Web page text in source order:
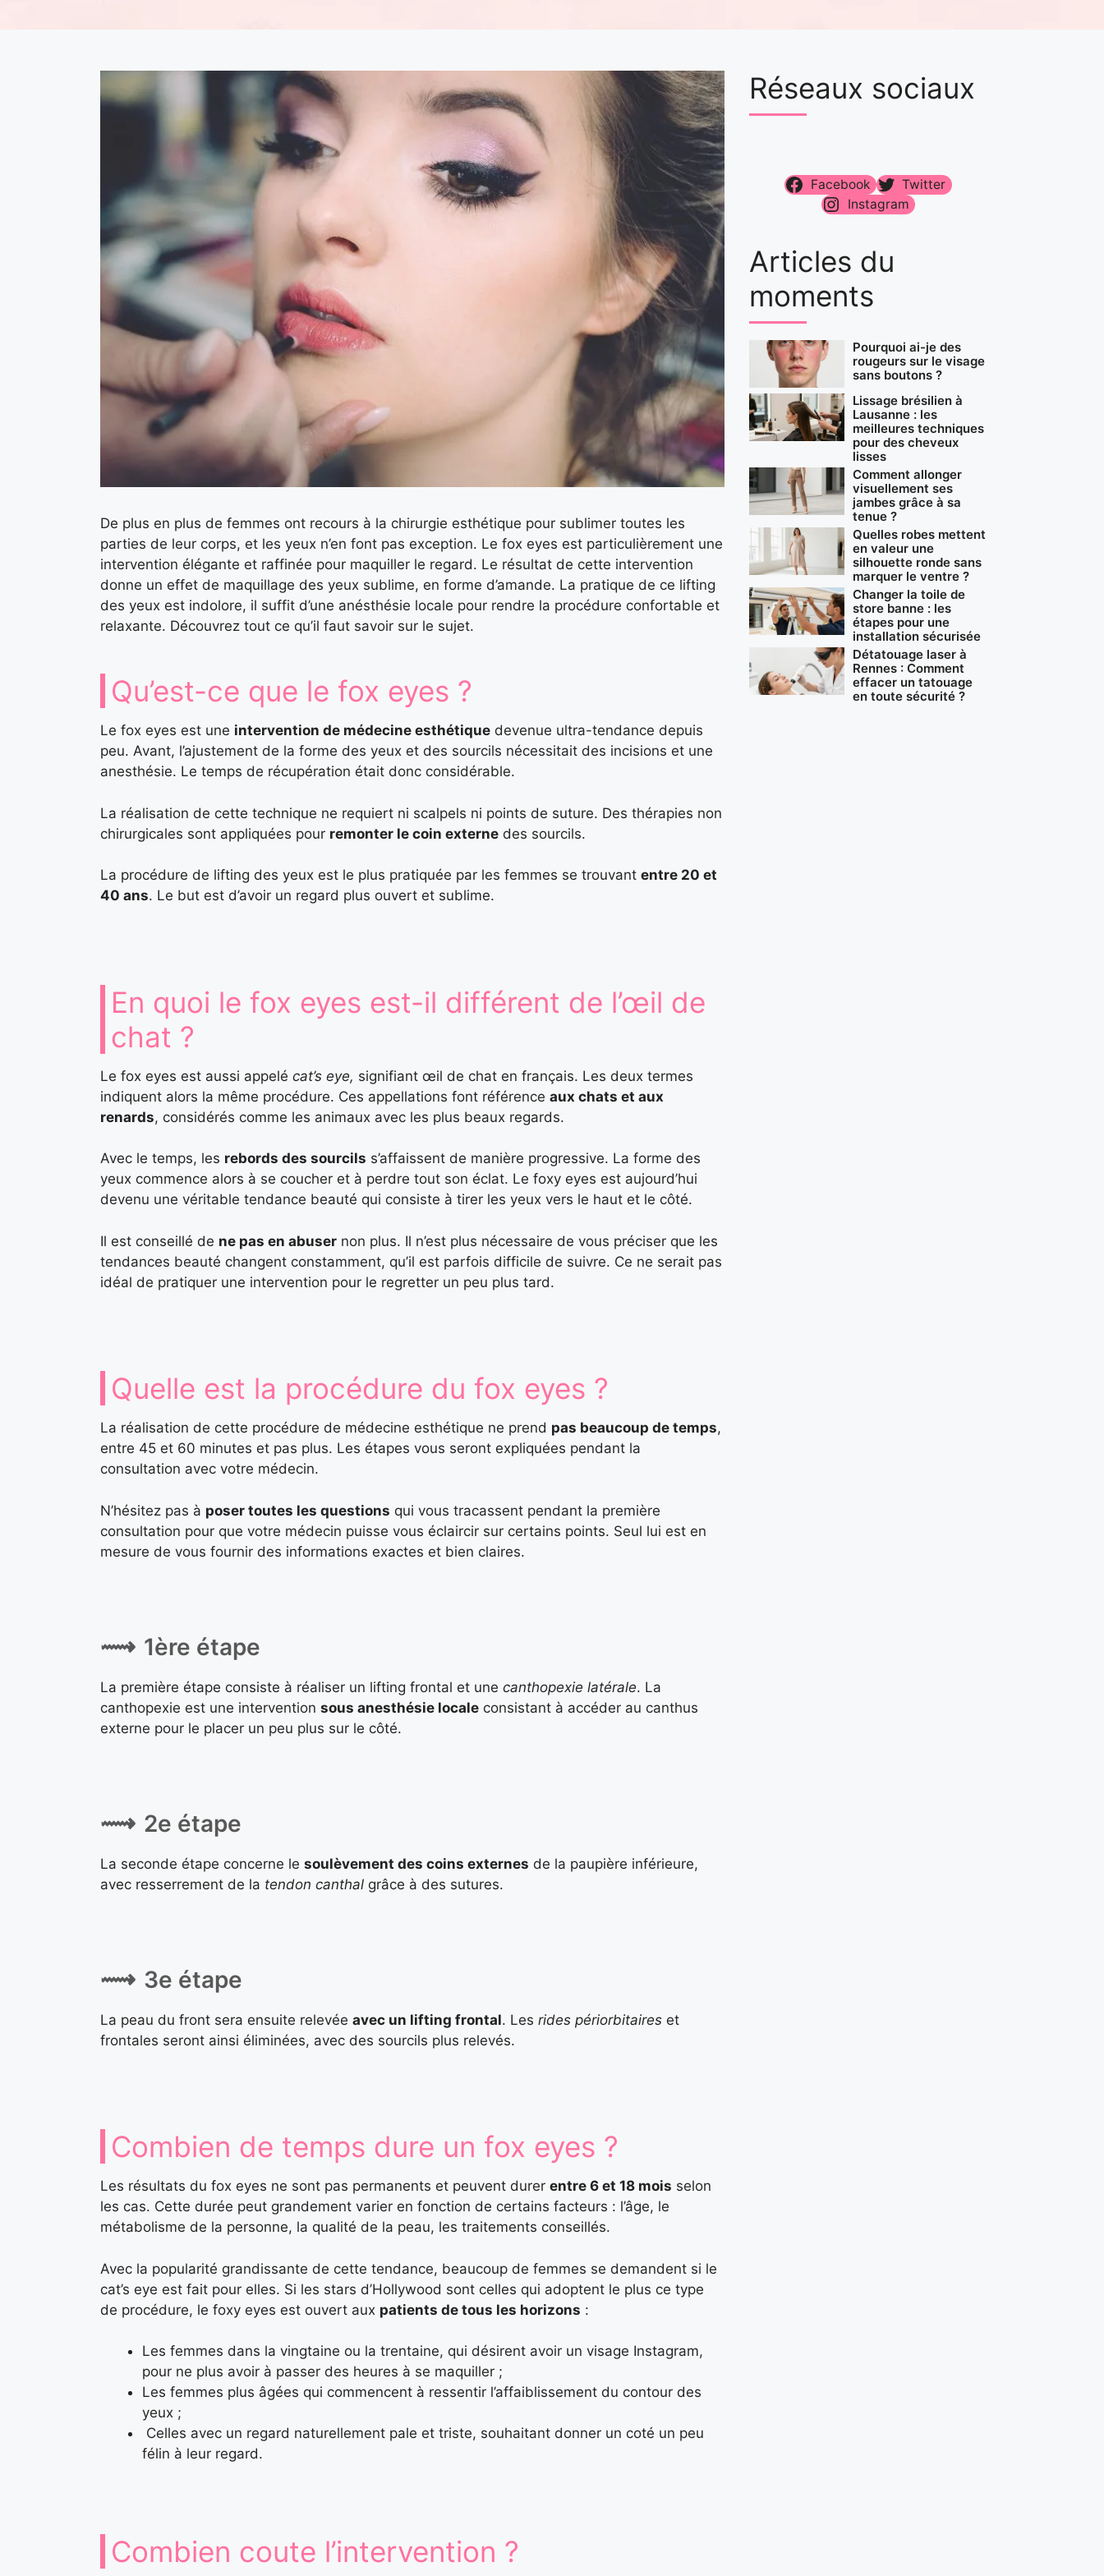
De plus en plus de femmes ont recours à la chirurgie esthétique pour sublimer toutes les
parties de leur corps, et les yeux n’en font pas exception. Le fox eyes est particulièrement une
intervention élégante et raffinée pour maquiller le regard. Le résultat de cette intervention
donne un effet de maquillage des yeux sublime, en forme d’amande. La pratique de ce lifting
des yeux est indolore, il suffit d’une anésthésie locale pour rendre la procédure confortable et
relaxante. Découvrez tout ce qu’il faut savoir sur le sujet.
Qu’est-ce que le fox eyes ?
Le fox eyes est une intervention de médecine esthétique devenue ultra-tendance depuis
peu. Avant, l’ajustement de la forme des yeux et des sourcils nécessitait des incisions et une
anesthésie. Le temps de récupération était donc considérable.
La réalisation de cette technique ne requiert ni scalpels ni points de suture. Des thérapies non
chirurgicales sont appliquées pour remonter le coin externe des sourcils.
La procédure de lifting des yeux est le plus pratiquée par les femmes se trouvant entre 20 et
40 ans. Le but est d’avoir un regard plus ouvert et sublime.
En quoi le fox eyes est-il différent de l’œil de
chat ?
Le fox eyes est aussi appelé cat’s eye, signifiant œil de chat en français. Les deux termes
indiquent alors la même procédure. Ces appellations font référence aux chats et aux
renards, considérés comme les animaux avec les plus beaux regards.
Avec le temps, les rebords des sourcils s’affaissent de manière progressive. La forme des
yeux commence alors à se coucher et à perdre tout son éclat. Le foxy eyes est aujourd’hui
devenu une véritable tendance beauté qui consiste à tirer les yeux vers le haut et le côté.
Il est conseillé de ne pas en abuser non plus. Il n’est plus nécessaire de vous préciser que les
tendances beauté changent constamment, qu’il est parfois difficile de suivre. Ce ne serait pas
idéal de pratiquer une intervention pour le regretter un peu plus tard.
Quelle est la procédure du fox eyes ?
La réalisation de cette procédure de médecine esthétique ne prend pas beaucoup de temps,
entre 45 et 60 minutes et pas plus. Les étapes vous seront expliquées pendant la
consultation avec votre médecin.
N’hésitez pas à poser toutes les questions qui vous tracassent pendant la première
consultation pour que votre médecin puisse vous éclaircir sur certains points. Seul lui est en
mesure de vous fournir des informations exactes et bien claires.
1ère étape
La première étape consiste à réaliser un lifting frontal et une canthopexie latérale. La
canthopexie est une intervention sous anesthésie locale consistant à accéder au canthus
externe pour le placer un peu plus sur le côté.
2e étape
La seconde étape concerne le soulèvement des coins externes de la paupière inférieure,
avec resserrement de la tendon canthal grâce à des sutures.
3e étape
La peau du front sera ensuite relevée avec un lifting frontal. Les rides périorbitaires et
frontales seront ainsi éliminées, avec des sourcils plus relevés.
Combien de temps dure un fox eyes ?
Les résultats du fox eyes ne sont pas permanents et peuvent durer entre 6 et 18 mois selon
les cas. Cette durée peut grandement varier en fonction de certains facteurs : l’âge, le
métabolisme de la personne, la qualité de la peau, les traitements conseillés.
Avec la popularité grandissante de cette tendance, beaucoup de femmes se demandent si le
cat’s eye est fait pour elles. Si les stars d’Hollywood sont celles qui adoptent le plus ce type
de procédure, le foxy eyes est ouvert aux patients de tous les horizons :
Les femmes dans la vingtaine ou la trentaine, qui désirent avoir un visage Instagram,
pour ne plus avoir à passer des heures à se maquiller ;
Les femmes plus âgées qui commencent à ressentir l’affaiblissement du contour des
yeux ;
Celles avec un regard naturellement pale et triste, souhaitant donner un coté un peu
félin à leur regard.
Combien coute l’intervention ?
Réseaux sociaux
Facebook
Twitter
Instagram
Articles du
moments
Pourquoi ai-je des
rougeurs sur le visage
sans boutons ?
Lissage brésilien à
Lausanne : les
meilleures techniques
pour des cheveux
lisses
Comment allonger
visuellement ses
jambes grâce à sa
tenue ?
Quelles robes mettent
en valeur une
silhouette ronde sans
marquer le ventre ?
Changer la toile de
store banne : les
étapes pour une
installation sécurisée
Détatouage laser à
Rennes : Comment
effacer un tatouage
en toute sécurité ?